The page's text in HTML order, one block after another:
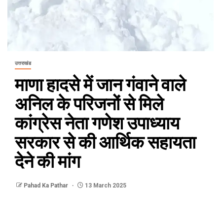
उत्तराखंड
माणा हादसे में जान गंवाने वाले
अनिल के परिजनों से मिले
कांग्रेस नेता गणेश उपाध्याय
सरकार से की आर्थिक सहायता
देने की मांग
Pahad Ka Pathar 13 March 2025